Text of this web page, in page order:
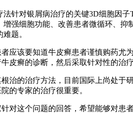
针对银屑病治疗的关键3D细胞因
强细胞功能、改善患者微循环、
题。
应该要知道牛皮癣患者谨慎购药尤
皮癣的诊断，然后采取针对性的治疗
治的治疗方法，目前国际上尚处
的专家的治疗很重要。
针对这个问题的回答，希望能够对